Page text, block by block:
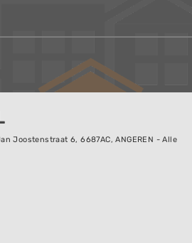
Joostenstraat 6, 6687AC, ANGEREN - Alle